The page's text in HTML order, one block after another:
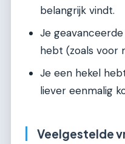
belangrijk vindt.
Je
hebt (zoals voor
Je een hekel
liever eenmalig
Veelgestelde